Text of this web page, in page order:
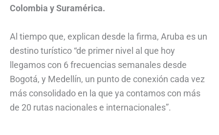
Colombia y Suramérica.
Al tiempo que, explican desde la firma, Aruba es un
destino turístico “de primer nivel al que hoy
llegamos con 6 frecuencias semanales desde
Bogotá, y Medellín, un punto de conexión cada vez
más consolidado en la que ya contamos con más
de 20 rutas nacionales e internacionales”.